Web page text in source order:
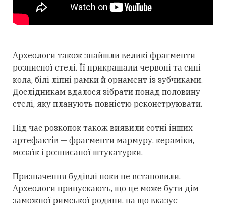
Археологи також знайшли великі фрагменти
розписної стелі. Її прикрашали червоні та сині
кола, білі ліпні рамки й орнамент із зубчиками.
Дослідникам вдалося зібрати понад половину
стелі, яку планують повністю реконструювати.
Під час розкопок також виявили сотні інших
артефактів — фрагменти мармуру, кераміки,
мозаїк і розписаної штукатурки.
Призначення будівлі поки не встановили.
Археологи припускають, що це може бути дім
заможної римської родини, на що вказує